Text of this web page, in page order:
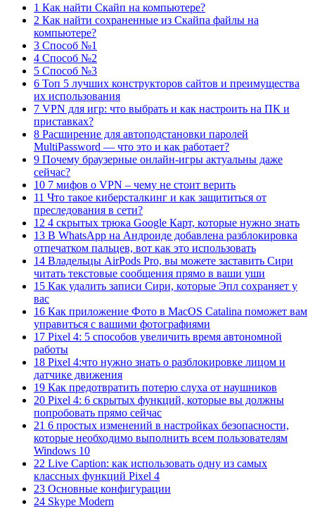
1 Как найти Скайп на компьютере?
2 Как найти сохраненные из Скайпа файлы на
компьютере?
3 Способ №1
4 Способ №2
5 Способ №3
6 Топ 5 лучших конструкторов сайтов и преимущества
их использования
7 VPN для игр: что выбрать и как настроить на ПК и
приставках?
8 Расширение для автоподстановки паролей
MultiPassword — что это и как работает?
9 Почему браузерные онлайн-игры актуальны даже
сейчас?
10 7 мифов о VPN – чему не стоит верить
11 Что такое киберсталкинг и как защититься от
преследования в сети?
12 4 скрытых трюка Google Карт, которые нужно знать
13 В WhatsApp на Андроиде добавлена разблокировка
отпечатком пальцев, вот как это использовать
14 Владельцы AirPods Pro, вы можете заставить Сири
читать текстовые сообщения прямо в ваши уши
15 Как удалить записи Сири, которые Эпл сохраняет у
вас
16 Как приложение Фото в MacOS Catalina поможет вам
управиться с вашими фотографиями
17 Pixel 4: 5 способов увеличить время автономной
работы
18 Pixel 4:что нужно знать о разблокировке лицом и
датчике движения
19 Как предотвратить потерю слуха от наушников
20 Pixel 4: 6 скрытых функций, которые вы должны
попробовать прямо сейчас
21 6 простых изменений в настройках безопасности,
которые необходимо выполнить всем пользователям
Windows 10
22 Live Caption: как использовать одну из самых
классных функций Pixel 4
23 Основные конфигурации
24 Skype Modern